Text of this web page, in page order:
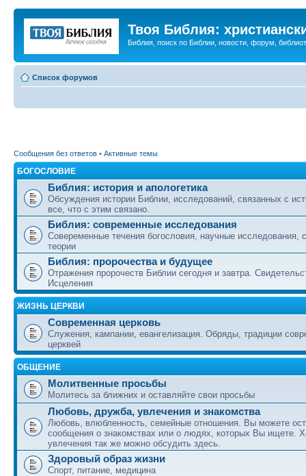
Твоя Библия:
Библия, поиск по Библии, новости, форум,
Список форумов
Сообщения без ответов • Активные темы
БОГОСЛОВИЕ
Библия: история и апологетика
Обсуждения истории Библии, исследований, связанных с
все, что с этим связано.
Библия: современные исследования
Совеременные течения богословия, научные исследования,
теории
Библия: пророчества и будущее
Отражения пророчеств Библии сегодня и завтра.
Исцеления
ЖИЗНЬ ЦЕРКВИ
Современная церковь
Служения, кампании, евангелизация. Обряды, традиции
церквей
ОБЩЕНИЕ
Молитвенные просьбы
Молитесь за ближних и оставляйте свои просьбы
Любовь, дружба, увлечения и знакомства
Любовь, влюбленность, семейные отношения. Вы можете
сообщения о знакомствах или о людях, которых Вы ищете.
увлечения так же можно обсудить здесь.
Здоровый образ жизни
Спорт, питание, медицина